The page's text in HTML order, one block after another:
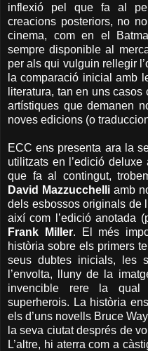
inflexió pel que fa al
creacions posteriors, no
cinema, com en el
sempre disponible al
per als qui vulguin rellegir
la comparació inicial amb
literatura, tan en uns
artístiques que demanen
noves edicions (o
ECC ens presenta ara la
utilitzats en l’edició
que fa al contingut,
David Mazzucchelliamb
dels esbossos originals de
així com l’edició anotada
Frank Miller. El més
història sobre els primers
seus dubtes inicials, les
l’envolta, lluny de la
invencible rere la qual
superherois. La història
els d’uns novells Bruce
la seva ciutat després de
L’altre, hi aterra com a